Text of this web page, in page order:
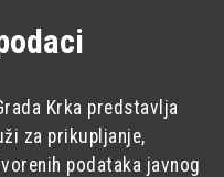
Krka predstavlja
za prikupljanje,
podataka javnog